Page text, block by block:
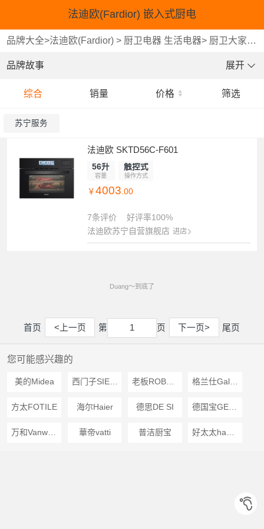
法迪欧(Fardior) 嵌入式厨电
品牌大全>法迪欧(Fardior) > 厨卫电器 生活电器> 厨卫大家电
品牌故事 展开
综合 销量 价格 筛选
苏宁服务
法迪欧 SKTD56C-F601
56升
容量
触控式
操作方式
￥ 4003.00
7条评价
好评率100%
法迪欧苏宁自营旗舰店 进店
Duang～到底了
首页 <上一页 第
1
1
页 下一页> 尾页
您可能感兴趣的
美的Midea 西门子SIEMENS 老板ROBAM 格兰仕Galanz
方太FOTILE 海尔Haier 德思DE SI 德国宝GERMANPOOL
万和Vanward 華帝vatti 普洁厨宝 好太太haotaitai